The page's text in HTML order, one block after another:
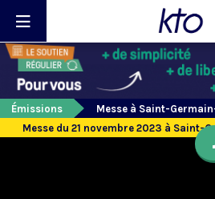
Émissions
Messe à Saint-
Messe du 21 novembre 2023 à Saint-